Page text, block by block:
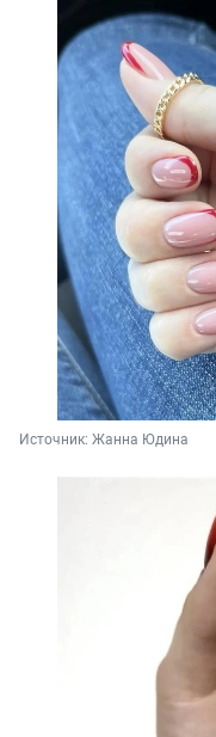
Источник: Жанна Юдина